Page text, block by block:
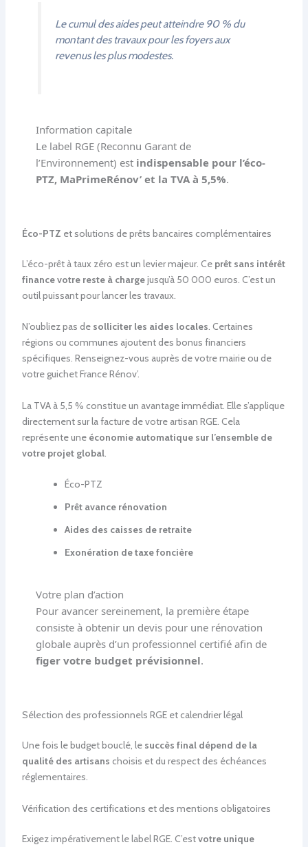
Le cumul des aides peut atteindre 90 % du
montant des travaux pour les foyers aux
revenus les plus modestes.
Information capitale
Le label RGE (Reconnu Garant de
l’Environnement) est indispensable pour l’éco-
PTZ, MaPrimeRénov’ et la TVA à 5,5%.
Éco-PTZ et solutions de prêts bancaires complémentaires
L’éco-prêt à taux zéro est un levier majeur. Ce prêt sans intérêt
finance votre reste à chargejusqu’à 50 000 euros. C’est un
outil puissant pour lancer les travaux.
N’oubliez pas de solliciter les aides locales. Certaines
régions ou communes ajoutent des bonus financiers
spécifiques. Renseignez-vous auprès de votre mairie ou de
votre guichet France Rénov’.
La TVA à 5,5 % constitue un avantage immédiat. Elle s’applique
directement sur la facture de votre artisan RGE. Cela
représente une économie automatique sur l’ensemble de
votre projet global.
Éco-PTZ
Prêt avance rénovation
Aides des caisses de retraite
Exonération de taxe foncière
Votre plan d’action
Pour avancer sereinement, la première étape
consiste à obtenir un devis pour une rénovation
globale auprès d’un professionnel certifié afin de
figer votre budget prévisionnel.
Sélection des professionnels RGE et calendrier légal
Une fois le budget bouclé, le succès final dépend de la
qualité des artisans choisis et du respect des échéances
réglementaires.
Vérification des certifications et des mentions obligatoires
Exigez impérativement le label RGE. C’estvotre unique